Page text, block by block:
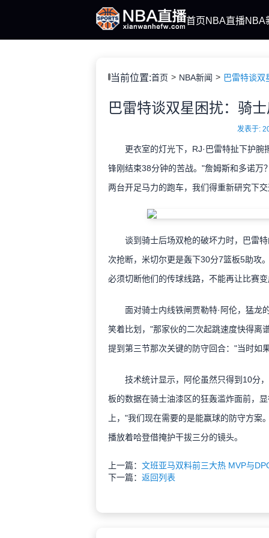
首页NBA直播NBA
当前位置:首页 NBA新闻 巴雷特谈双
发表于:
更衣室的灯光下，RJ·巴雷特扯下护腕
锋刚结束38分钟的苦战。"詹姆斯和多诺万
两台开足马力的跑车，我们得重新研究下
谈到骑士后场双枪的破坏力时，巴雷特
次抢断，米切尔更是轰下30分7篮板5助攻
必须切断他们的传球线路，不能再让比赛
面对骑士内线铁闸贾勒特·阿伦，猛龙
笑着比划，"那家伙的二次起跳速度快得离
提到第三节那次关键的防守回合："当时如
技术统计显示，阿伦虽然只得到10分，
板的数据在骑士油漆区的狂轰滥炸面前，
上，"我们现在需要的是能赢球的防守方
播放着哈登借掩护干拔三分的镜头。
上一篇： 文班亚马双料前三大热 MVP与
下一篇： 返回列表